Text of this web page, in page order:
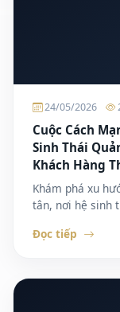
24/05/2026
Cuộc Cách
Sinh Thái
Khách Hàng
Khám phá xu
tân, nơi hệ sinh
Đọc tiếp